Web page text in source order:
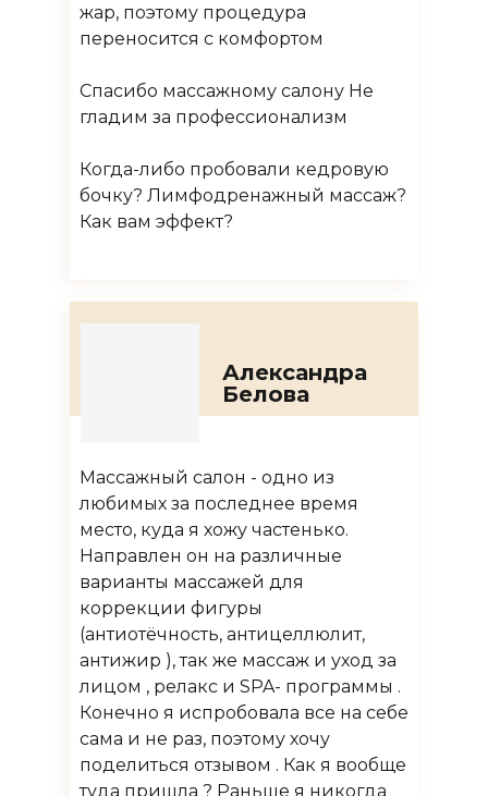
жар, поэтому процедура
переносится с комфортом
Спасибо массажному салону Не
гладим за профессионализм
Когда-либо пробовали кедровую
бочку? Лимфодренажный массаж?
Как вам эффект?
Александра
Белова
Массажный салон - одно из
любимых за последнее время
место, куда я хожу частенько.
Направлен он на различные
варианты массажей для
коррекции фигуры
(антиотёчность, антицеллюлит,
антижир ), так же массаж и уход за
лицом , релакс и SPA- программы .
Конечно я испробовала все на себе
сама и не раз, поэтому хочу
поделиться отзывом . Как я вообще
туда пришла ? Раньше я никогда